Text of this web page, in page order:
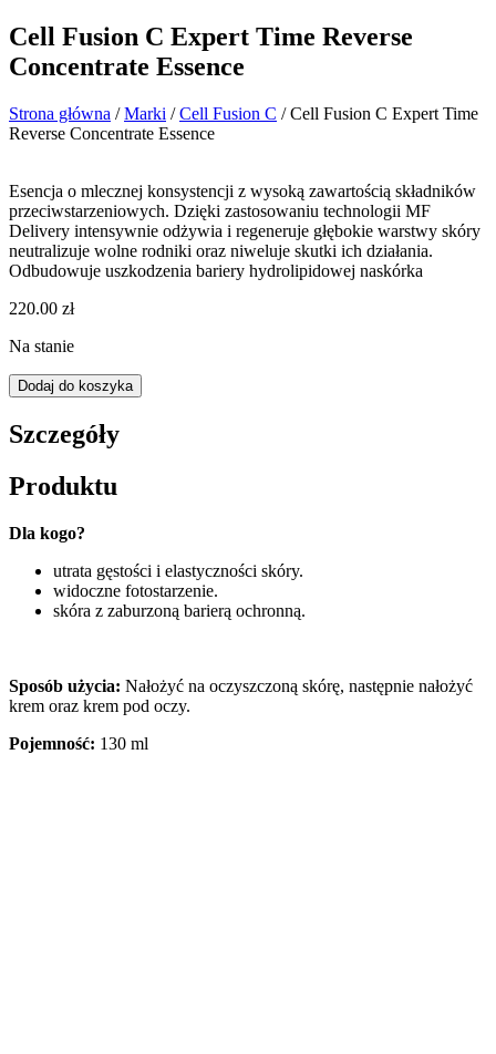
Cell Fusion C Expert Time Reverse
Concentrate Essence
Strona główna /Marki /Cell Fusion C / Cell Fusion C Expert Time
Reverse Concentrate Essence
Esencja o mlecznej konsystencji z wysoką zawartością składników
przeciwstarzeniowych. Dzięki zastosowaniu technologii MF
Delivery intensywnie odżywia i regeneruje głębokie warstwy skóry
neutralizuje wolne rodniki oraz niweluje skutki ich działania.
Odbudowuje uszkodzenia bariery hydrolipidowej naskórka
220.00 zł
Na stanie
ilość
Cell
Fusion
C
Time
Essence
Dodaj do koszyka
Szczegóły
Produktu
Dla kogo?
utrata gęstości i elastyczności skóry.
widoczne fotostarzenie.
skóra z zaburzoną barierą ochronną.
Sposób użycia: Nałożyć na oczyszczoną skórę, następnie nałożyć
krem oraz krem pod oczy.
Pojemność: 130 ml